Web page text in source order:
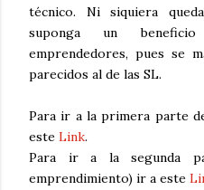
técnico. Ni siquiera
suponga un
emprendedores, pues se
parecidos al de las SL.
Para ir a la primera parte
este Link.
Para ir a la segunda
emprendimiento) ir a este